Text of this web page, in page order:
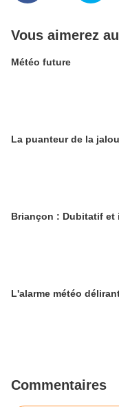
Vous aimerez
Météo future
La puanteur de la
Briançon : Dubitatif et
L'alarme météo
Commentaires